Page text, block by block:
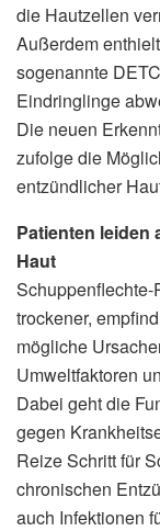
die Hautzellen
Außerdem
sogenannte
Eindringlinge
Die neuen
zufolge die
entzündlicher
Patienten
Haut
trockener,
mögliche
Umweltfaktoren
Dabei geht die
gegen
Reize Schritt für
chronischen
auch Infektionen